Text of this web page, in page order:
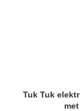
Tuk Tuk
met